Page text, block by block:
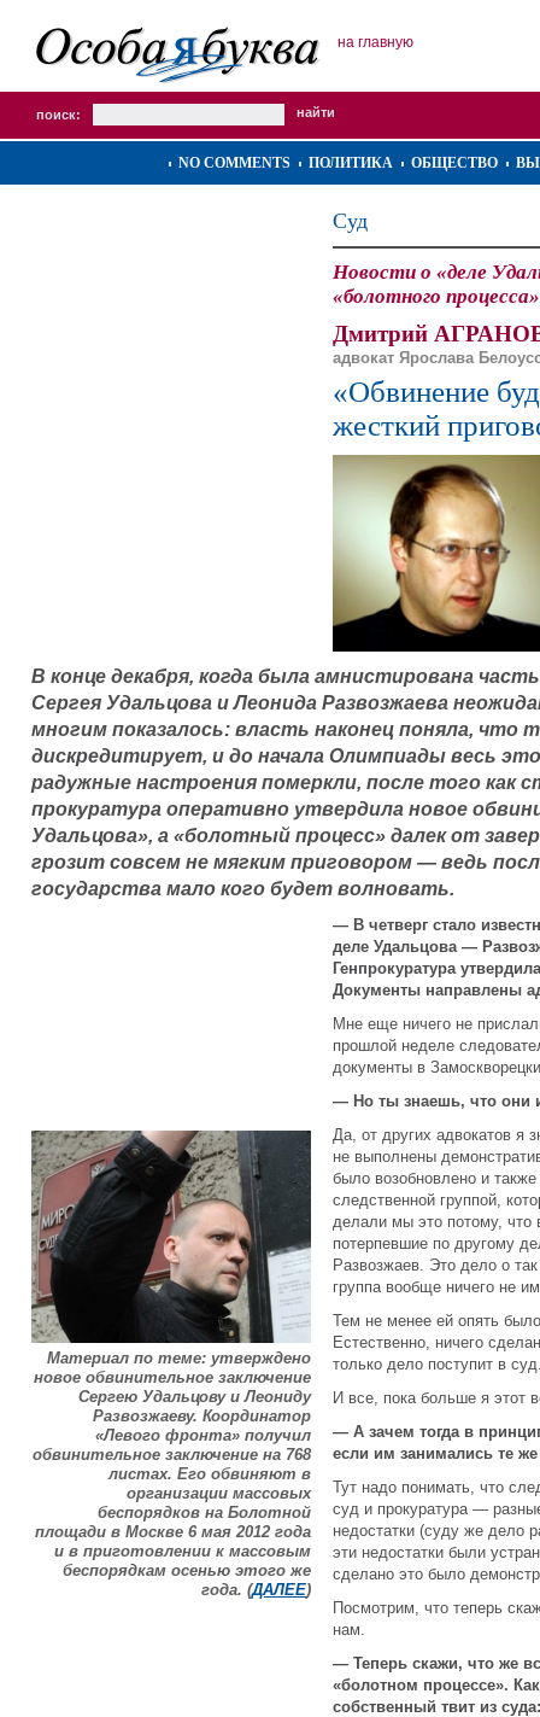
на главную
поиск:
NO COMMENTS ПОЛИТИКА ОБЩЕСТВО
Суд
Новости о «деле
«болотного процесса»
Дмитрий
адвокат Ярослава
«Обвинение
жесткий
В конце декабря, когда была амнистирована
Сергея Удальцова и Леонида Развозжаева
многим показалось: власть наконец поняла, что
дискредитирует, и до начала Олимпиады весь
радужные настроения померкли, после того как
прокуратура оперативно утвердила новое
Удальцова», а «болотный процесс» далек от
грозит совсем не мягким приговором — ведь
государства мало кого будет волновать.
— В четверг стало
деле Удальцова —
Генпрокуратура
Документы направлены
Мне еще ничего не
прошлой неделе
документы в
— Но ты знаешь, что они
Материал по теме: утверждено
новое обвинительное заключение
Сергею Удальцову и Леониду
Развозжаеву. Координатор
«Левого фронта» получил
обвинительное заключение на 768
листах. Его обвиняют в
организации массовых
беспорядков на Болотной
площади в Москве 6 мая 2012 года
и в приготовлении к массовым
беспорядкам осенью этого же
года. (ДАЛЕЕ)
Да, от других адвокатов я
не выполнены
было возобновлено и
следственной группой,
делали мы это потому, что
потерпевшие по другому
Развозжаев. Это дело о
группа вообще ничего не
Тем не менее ей опять
Естественно, ничего
только дело поступит в
И все, пока больше я этот
— А зачем тогда в
если им занимались те
Тут надо понимать, что
суд и прокуратура —
недостатки (суду же дело
эти недостатки были
сделано это было
Посмотрим, что теперь
нам.
— Теперь скажи, что же
«болотном процессе».
собственный твит из